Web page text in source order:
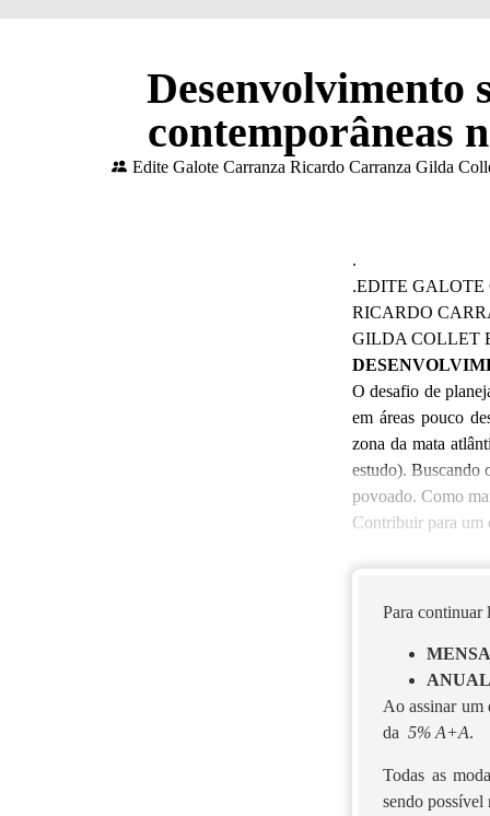
Desenvolvimento
contemporâneas
Edite Galote Carranza Ricardo Carranza Gilda
.
.EDITE
RICARDO
GILDA COLLET
O desafio de
em áreas pouco
zona da mata
estudo). Buscando
povoado. Como
Contribuir para um
Para continuar
ANUAL
Ao assinar um
da 5% A+A.
Todas as
sendo possível